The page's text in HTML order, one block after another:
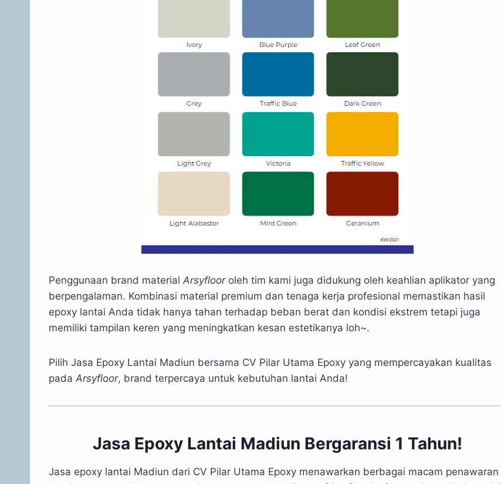
Penggunaan brand material Arsyflooroleh tim kami juga didukung oleh keahlian aplikator yang
berpengalaman. Kombinasi material premium dan tenaga kerja profesional memastikan hasil
epoxy lantai Anda tidak hanya tahan terhadap beban berat dan kondisi ekstrem tetapi juga
memiliki tampilan keren yang meningkatkan kesan estetikanya loh~.
Pilih Jasa Epoxy Lantai Madiun bersama CV Pilar Utama Epoxy yang mempercayakan kualitas
pada Arsyfloor, brand terpercaya untuk kebutuhan lantai Anda!
Jasa Epoxy Lantai Madiun Bergaransi 1 Tahun!
Jasa epoxy lantai Madiun dari CV Pilar Utama Epoxy menawarkan berbagai macam penawaran